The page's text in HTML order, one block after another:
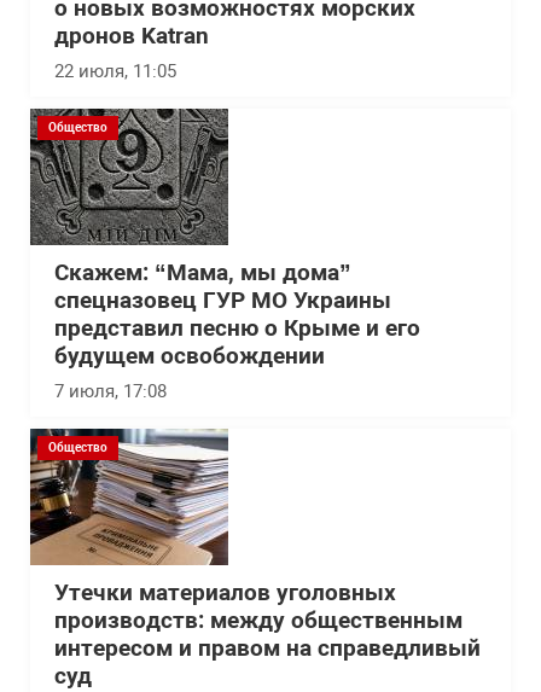
о новых возможностях морских
дронов Katran
22 июля, 11:05
Общество
Скажем: “Мама, мы дома”
спецназовец ГУР МО Украины
представил песню о Крыме и его
будущем освобождении
7 июля, 17:08
Общество
Утечки материалов уголовных
производств: между общественным
интересом и правом на справедливый
суд